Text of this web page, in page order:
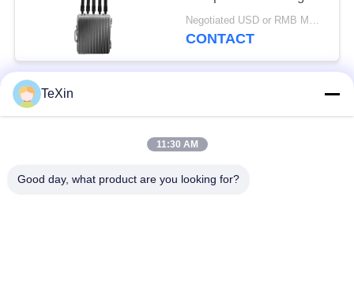
Stoorzenderblocker
van het Hommelsignaal
Negotiated USD or RMB MOQ:1
CONTACT
populaire categorieën
module
TeXin
11:30 AM
Good day, what product are you looking for?